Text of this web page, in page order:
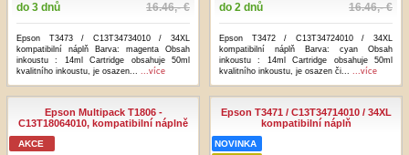
do 3 dnů 16.46,- €
Epson T3473 / C13T34734010 / 34XL
kompatibilní náplň Barva: magenta Obsah
inkoustu : 14ml Cartridge obsahuje 50ml
kvalitního inkoustu, je osazen... ...více
do 2 dnů 16.46,- €
Epson T3472 / C13T34724010 / 34XL
kompatibilní náplň Barva: cyan Obsah
inkoustu : 14ml Cartridge obsahuje 50ml
kvalitního inkoustu, je osazen či... ...více
Epson Multipack T1806 -
C13T18064010, kompatibilní náplně
AKCE
Epson T3471 / C13T34714010 / 34XL
kompatibilní náplň
NOVINKA